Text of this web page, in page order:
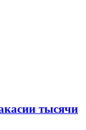
тысячи